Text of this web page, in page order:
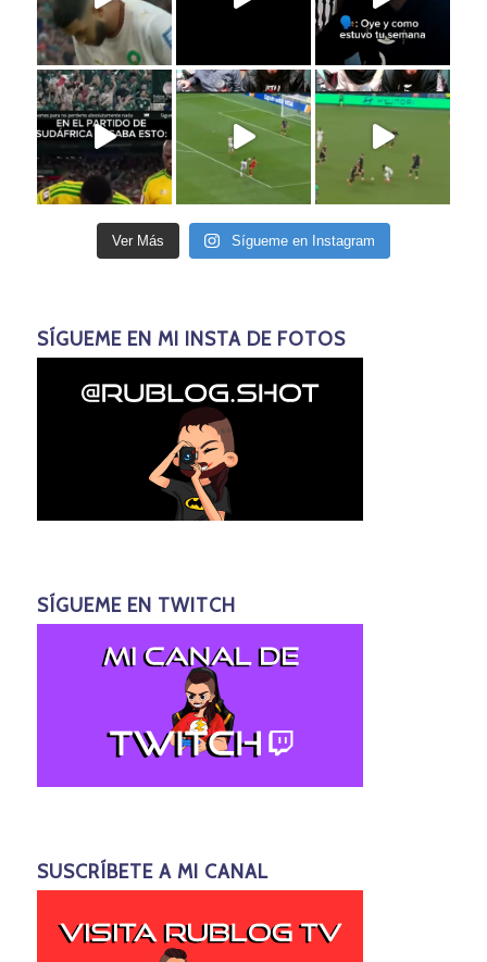
Ver Más Sígueme en Instagram
SÍGUEME EN MI INSTA DE FOTOS
SÍGUEME EN TWITCH
SUSCRÍBETE A MI CANAL